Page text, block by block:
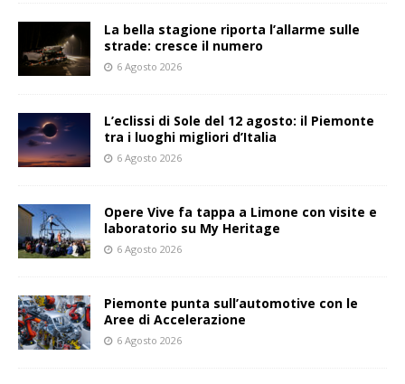
La bella stagione riporta l’allarme sulle
strade: cresce il numero
6 Agosto 2026
L’eclissi di Sole del 12 agosto: il Piemonte
tra i luoghi migliori d’Italia
6 Agosto 2026
Opere Vive fa tappa a Limone con visite e
laboratorio su My Heritage
6 Agosto 2026
Piemonte punta sull’automotive con le
Aree di Accelerazione
6 Agosto 2026